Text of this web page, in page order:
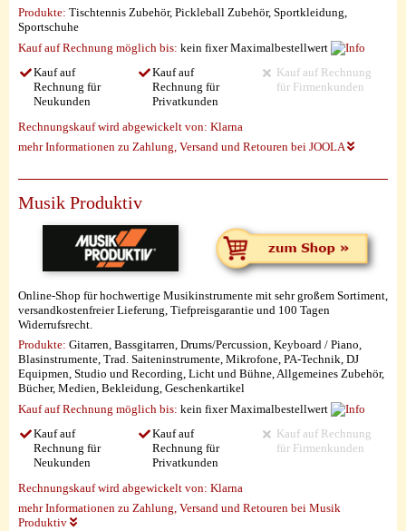
Produkte: Tischtennis Zubehör, Pickleball Zubehör, Sportkleidung,
Sportschuhe
Kauf auf Rechnung möglich bis: kein fixer Maximalbestellwert
Kauf auf
Rechnung für
Neukunden
Kauf auf
Rechnung für
Privatkunden
Kauf auf Rechnung
für Firmenkunden
Rechnungskauf wird abgewickelt von: Klarna
mehr Informationen zu Zahlung, Versand und Retouren bei JOOLA
Musik Produktiv
Online-Shop für hochwertige Musikinstrumente mit sehr großem Sortiment,
versandkostenfreier Lieferung, Tiefpreisgarantie und 100 Tagen
Widerrufsrecht.
Produkte: Gitarren, Bassgitarren, Drums/Percussion, Keyboard / Piano,
Blasinstrumente, Trad. Saiteninstrumente, Mikrofone, PA-Technik, DJ
Equipmen, Studio und Recording, Licht und Bühne, Allgemeines Zubehör,
Bücher, Medien, Bekleidung, Geschenkartikel
Kauf auf Rechnung möglich bis: kein fixer Maximalbestellwert
Kauf auf
Rechnung für
Neukunden
Kauf auf
Rechnung für
Privatkunden
Kauf auf Rechnung
für Firmenkunden
Rechnungskauf wird abgewickelt von: Klarna
mehr Informationen zu Zahlung, Versand und Retouren bei Musik
Produktiv